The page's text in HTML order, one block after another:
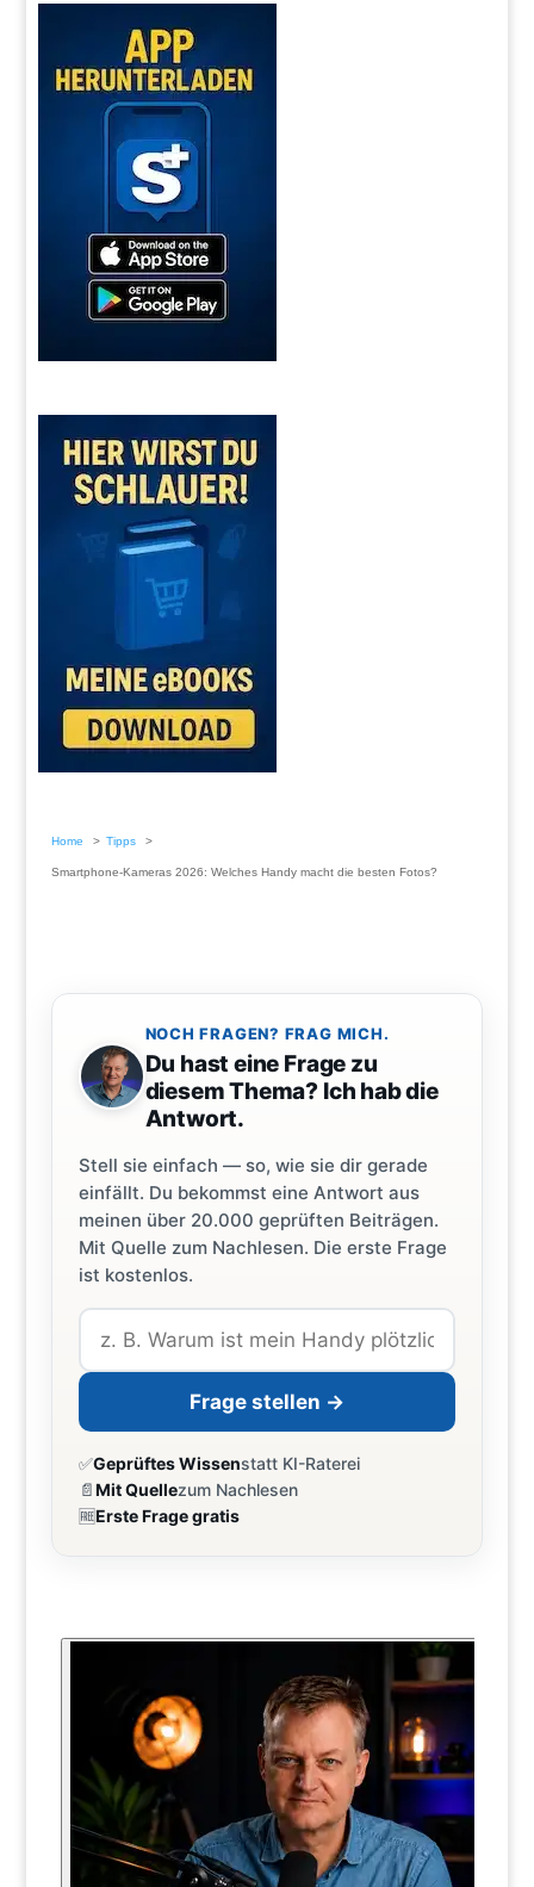
Home Tipps
Smartphone-Kameras 2026: Welches Handy macht die besten Fotos?
NOCH FRAGEN? FRAG MICH.
Du hast eine Frage zu
diesem Thema? Ich hab die
Antwort.
Stell sie einfach — so, wie sie dir gerade
einfällt. Du bekommst eine Antwort aus
meinen über 20.000 geprüften Beiträgen.
Mit Quelle zum Nachlesen. Die erste Frage
ist kostenlos.
Frage stellen →
✅Geprüftes Wissenstatt KI-Raterei
📄Mit Quellezum Nachlesen
🆓Erste Frage gratis